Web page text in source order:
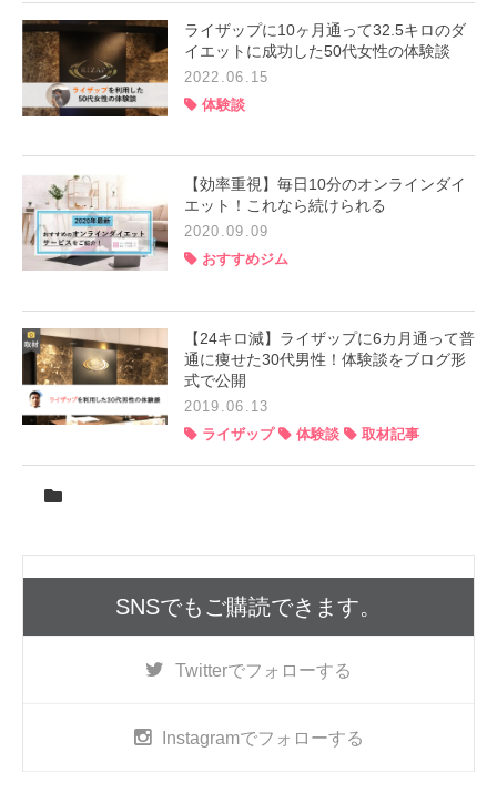
ライザップに10ヶ月通って32.5キロのダ
イエットに成功した50代女性の体験談
2022.06.15
体験談
【効率重視】毎日10分のオンラインダイ
エット！これなら続けられる
2020.09.09
おすすめジム
【24キロ減】ライザップに6カ月通って普
通に痩せた30代男性！体験談をブログ形
式で公開
2019.06.13
ライザップ
体験談 取材記事
SNSでもご購読できます。
Twitterでフォローする
Instagramでフォローする